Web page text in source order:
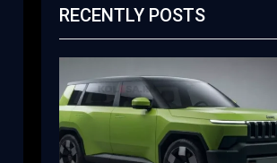
RECENTLY POSTS